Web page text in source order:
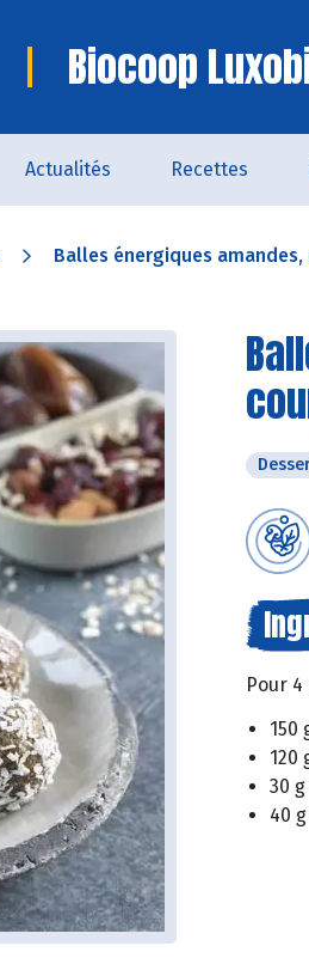
Biocoop
Actualités Recettes
Balles énergiques
Pour
150
120
30
40